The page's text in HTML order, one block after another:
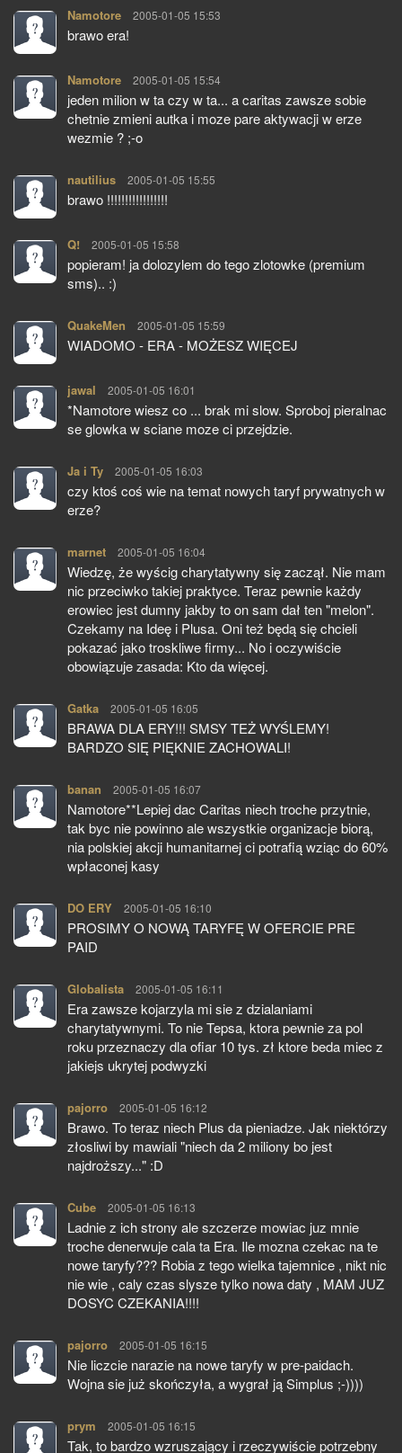
Namotore pisze:
2005-01-05 15:53
brawo era!
Namotore pisze:
2005-01-05 15:54
jeden milion w ta czy w ta... a caritas zawsze sobie
chetnie zmieni autka i moze pare aktywacji w erze
wezmie ? ;-o
nautilius pisze:
2005-01-05 15:55
brawo !!!!!!!!!!!!!!!!!
Q! pisze:
2005-01-05 15:58
popieram! ja dolozylem do tego zlotowke (premium
sms).. :)
QuakeMen pisze:
2005-01-05 15:59
WIADOMO - ERA - MOŻESZ WIĘCEJ
jawal pisze:
2005-01-05 16:01
*Namotore wiesz co ... brak mi slow. Sproboj pieralnac
se glowka w sciane moze ci przejdzie.
Ja i Ty pisze:
2005-01-05 16:03
czy ktoś coś wie na temat nowych taryf prywatnych w
erze?
marnet pisze:
2005-01-05 16:04
Wiedzę, że wyścig charytatywny się zaczął. Nie mam
nic przeciwko takiej praktyce. Teraz pewnie każdy
erowiec jest dumny jakby to on sam dał ten "melon".
Czekamy na Ideę i Plusa. Oni też będą się chcieli
pokazać jako troskliwe firmy... No i oczywiście
obowiązuje zasada: Kto da więcej.
Gatka pisze:
2005-01-05 16:05
BRAWA DLA ERY!!! SMSY TEŻ WYŚLEMY!
BARDZO SIĘ PIĘKNIE ZACHOWALI!
banan pisze:
2005-01-05 16:07
Namotore**Lepiej dac Caritas niech troche przytnie,
tak byc nie powinno ale wszystkie organizacje biorą,
nia polskiej akcji humanitarnej ci potrafią wziąc do 60%
wpłaconej kasy
DO ERY pisze:
2005-01-05 16:10
PROSIMY O NOWĄ TARYFĘ W OFERCIE PRE
PAID
Globalista pisze:
2005-01-05 16:11
Era zawsze kojarzyla mi sie z dzialaniami
charytatywnymi. To nie Tepsa, ktora pewnie za pol
roku przeznaczy dla ofiar 10 tys. zł ktore beda miec z
jakiejs ukrytej podwyzki
pajorro pisze:
2005-01-05 16:12
Brawo. To teraz niech Plus da pieniadze. Jak niektórzy
złosliwi by mawiali "niech da 2 miliony bo jest
najdroższy..." :D
Cube pisze:
2005-01-05 16:13
Ladnie z ich strony ale szczerze mowiac juz mnie
troche denerwuje cala ta Era. Ile mozna czekac na te
nowe taryfy??? Robia z tego wielka tajemnice , nikt nic
nie wie , caly czas slysze tylko nowa daty , MAM JUZ
DOSYC CZEKANIA!!!!
pajorro pisze:
2005-01-05 16:15
Nie liczcie narazie na nowe taryfy w pre-paidach.
Wojna sie już skończyła, a wygrał ją Simplus ;-))))
prym pisze:
2005-01-05 16:15
Tak, to bardzo wzruszający i rzeczywiście potrzebny